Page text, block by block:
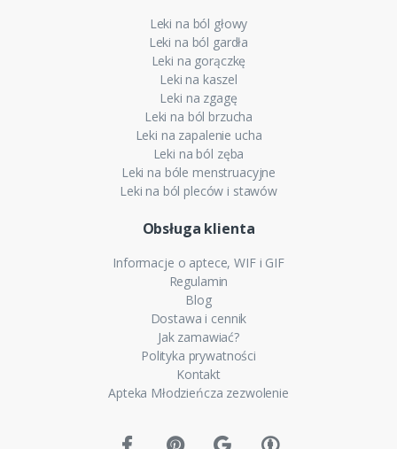
Leki na ból głowy
Leki na ból gardła
Leki na gorączkę
Leki na kaszel
Leki na zgagę
Leki na ból brzucha
Leki na zapalenie ucha
Leki na ból zęba
Leki na bóle menstruacyjne
Leki na ból pleców i stawów
Obsługa klienta
Informacje o aptece, WIF i GIF
Regulamin
Blog
Dostawa i cennik
Jak zamawiać?
Polityka prywatności
Kontakt
Apteka Młodzieńcza zezwolenie